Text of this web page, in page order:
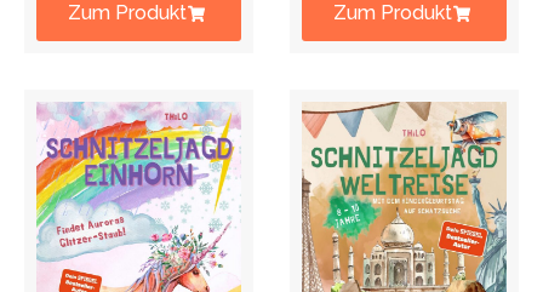
Zum Produkt Zum Produkt